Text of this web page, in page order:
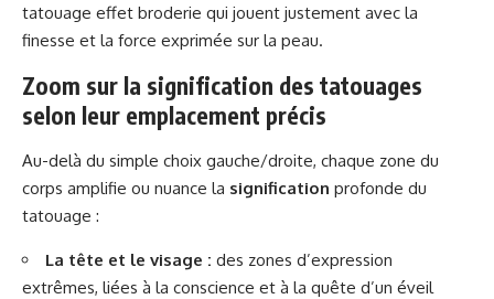
tatouage effet broderie qui jouent justement avec la
finesse et la force exprimée sur la peau.
Zoom sur la signification des tatouages
selon leur emplacement précis
Au-delà du simple choix gauche/droite, chaque zone du
corps amplifie ou nuance la signification profonde du
tatouage :
La tête et le visage : des zones d’expression
extrêmes, liées à la conscience et à la quête d’un éveil